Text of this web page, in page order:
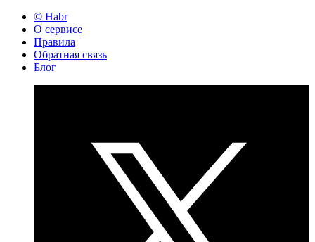
© Habr
О сервисе
Правила
Обратная связь
Блог